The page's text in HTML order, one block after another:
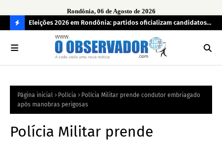
Rondônia, 06 de Agosto de 2026
O
R
Eleições 2026 em Rondônia: partidos oficializam candidatos a
deputado estadual, partidos não conseguem formar chapas
completas
Página inicial Polícia
Polícia Militar prende condutor embriagado
após manobras perigosas
Polícia Militar prende